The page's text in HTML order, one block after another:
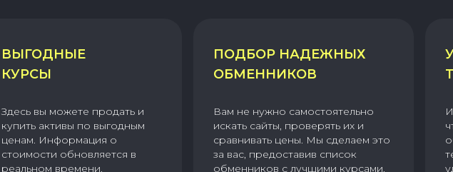
ВЫГОДНЫЕ
КУРСЫ
Здесь вы можете продать и
купить активы по выгодным
ценам. Информация о
стоимости обновляется в
реальном времени.
ПОДБОР НАДЕЖНЫХ
ОБМЕННИКОВ
Вам не нужно самостоятельно
искать сайты, проверять их и
сравнивать цены. Мы сделаем это
за вас, предоставив список
обменников с лучшими курсами.